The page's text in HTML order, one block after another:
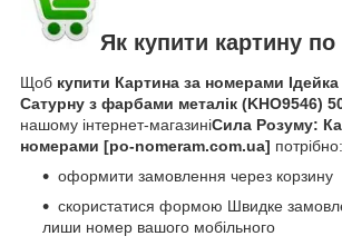
Як купити картину
Щоб купити Картина за номерами
Сатурну з фарбами металiк (KHO9546)
нашому інтернет-магазиніСила Розуму:
номерами [po-nomeram.com.ua] потрібно:
оформити замовлення через корзину
скористатися формою Швидке
лиши номер вашого мобільного